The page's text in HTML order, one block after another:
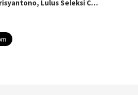
Lulus Seleksi C…